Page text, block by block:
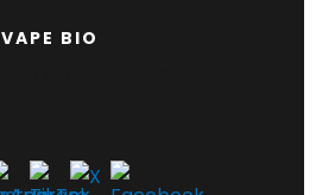
VAPE BIO